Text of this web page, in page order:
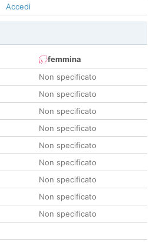
Accedi
femmina
Non specificato
Non specificato
Non specificato
Non specificato
Non specificato
Non specificato
Non specificato
Non specificato
Non specificato